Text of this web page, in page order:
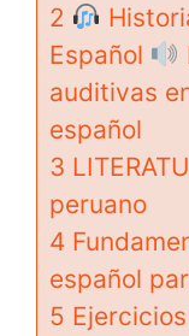
2
Español
auditivas
español
3
peruano
4
español
5